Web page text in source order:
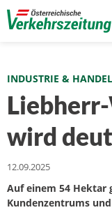
INDUSTRIE & HANDEL
wird
12.09.2025
Auf einem 54 Hektar
Kundenzentrums